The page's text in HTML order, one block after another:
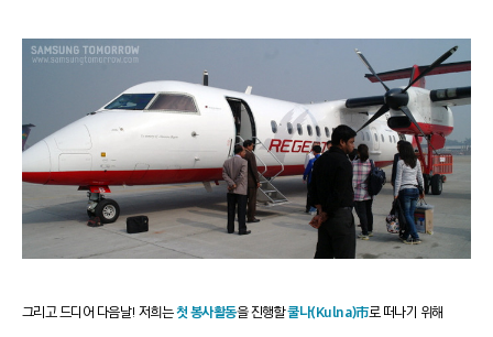
그리고 드디어 다음날! 저희는첫 봉사활동을 진행할쿨나(Kulna)市로 떠나기 위해